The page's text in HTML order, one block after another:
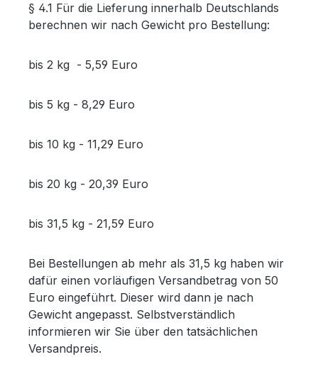
§ 4.1 Für die Lieferung innerhalb Deutschlands
berechnen wir nach Gewicht pro Bestellung:
bis 2 kg - 5,59 Euro
bis 5 kg - 8,29 Euro
bis 10 kg - 11,29 Euro
bis 20 kg - 20,39 Euro
bis 31,5 kg - 21,59 Euro
Bei Bestellungen ab mehr als 31,5 kg haben wir
dafür einen vorläufigen Versandbetrag von 50
Euro eingeführt. Dieser wird dann je nach
Gewicht angepasst. Selbstverständlich
informieren wir Sie über den tatsächlichen
Versandpreis.